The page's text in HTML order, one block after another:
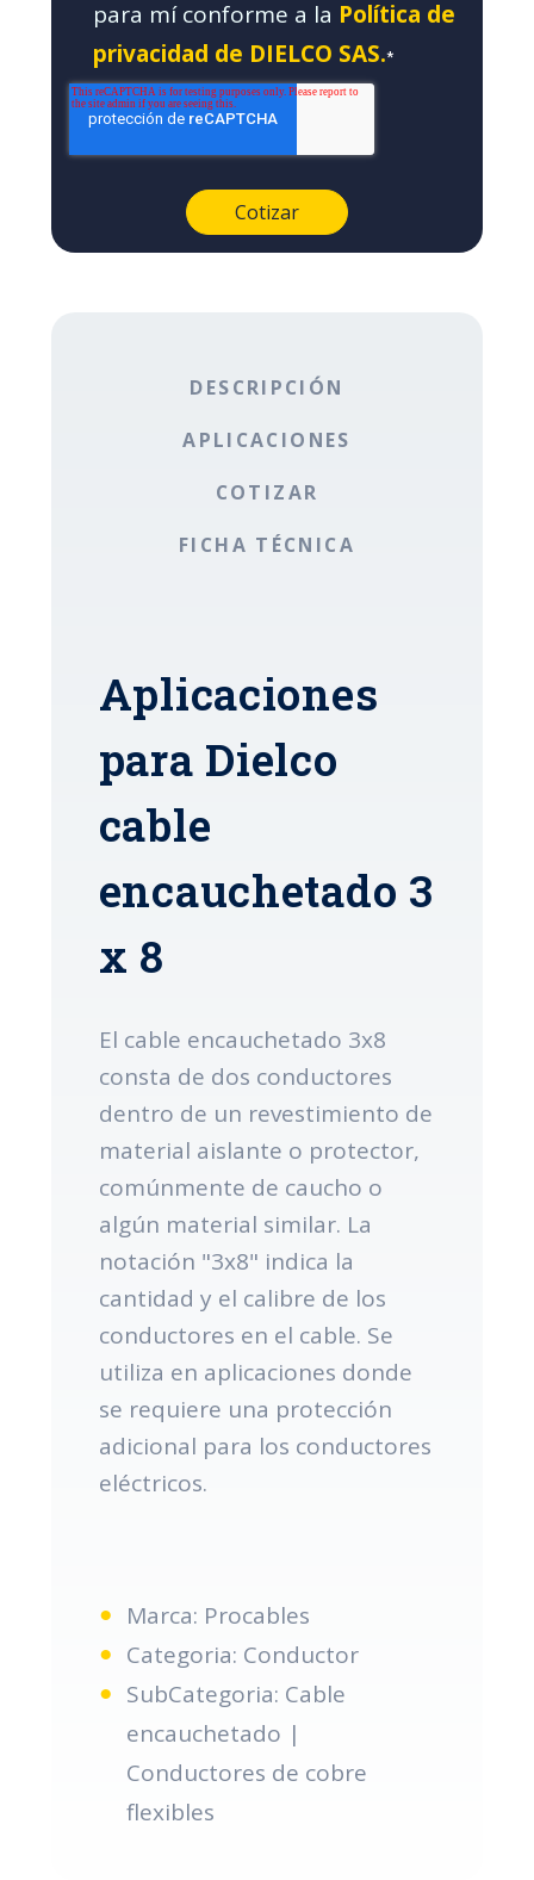
para mí conforme a la Política de
privacidad de DIELCO SAS.*
DESCRIPCIÓN
APLICACIONES
COTIZAR
FICHA TÉCNICA
Aplicaciones
para Dielco
cable
encauchetado 3
x 8
El cable encauchetado 3x8
consta de dos conductores
dentro de un revestimiento de
material aislante o protector,
comúnmente de caucho o
algún material similar. La
notación "3x8" indica la
cantidad y el calibre de los
conductores en el cable. Se
utiliza en aplicaciones donde
se requiere una protección
adicional para los conductores
eléctricos.
Marca: Procables
Categoria: Conductor
SubCategoria: Cable
encauchetado |
Conductores de cobre
flexibles